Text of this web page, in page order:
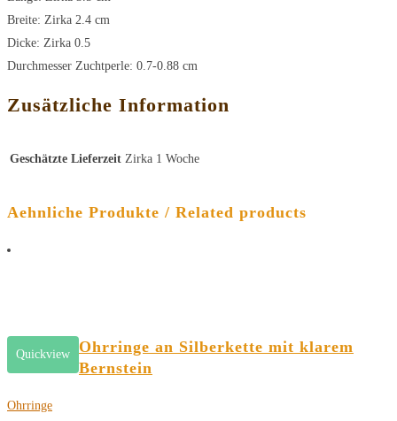
Breite: Zirka 2.4 cm
Dicke: Zirka 0.5
Durchmesser Zuchtperle: 0.7-0.88 cm
Zusätzliche Information
Geschätzte Lieferzeit Zirka 1 Woche
Aehnliche Produkte / Related products
Quickview
Ohrringe an Silberkette mit klarem
Bernstein
Ohrringe